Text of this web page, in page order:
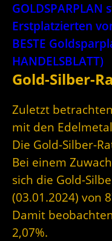
Erstplatzierten
BESTE
HANDELSBLATT)
Gold-Silber-
Zuletzt
mit den
Die Gold-Silber-
Bei einem
sich die Gold-
(03.01.2024) von
Damit
2,07%.